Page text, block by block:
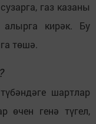
газ казаны
кирәк. Бу
төшә.
шартлар
өчен генә түгел,